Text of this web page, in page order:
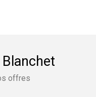
offres